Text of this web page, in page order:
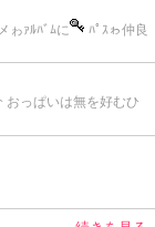
ゎｧﾙﾊﾞﾑに
ﾊﾟｽゎ仲良
っぱいは無を好むひ